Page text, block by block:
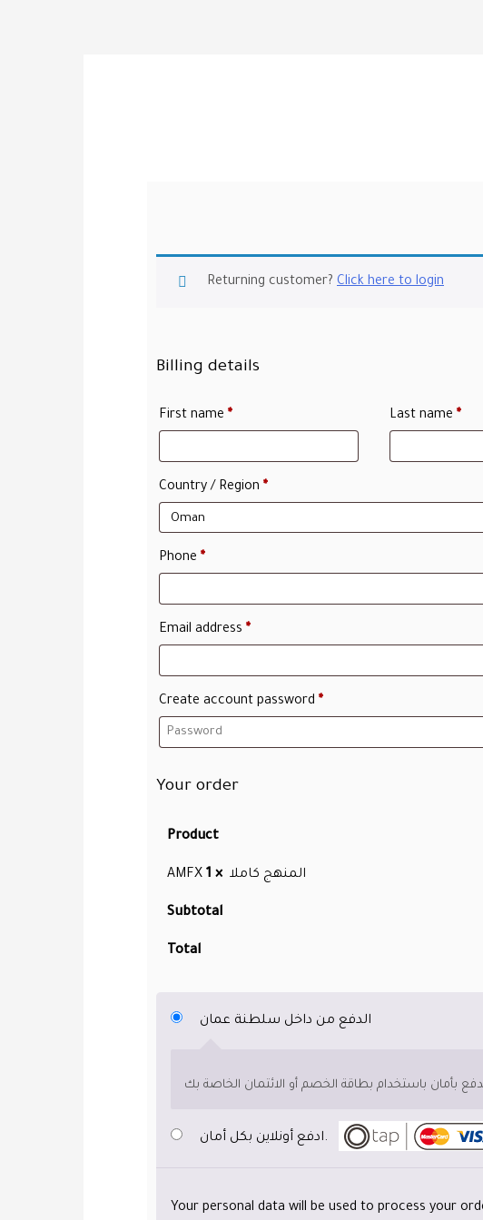
Returning customer? Click here to login
Billing details
First name * Last name*
Country / Region *
Phone *
Email address *
Create account password *
Your order
Product
AMFX المنهج كاملا× 1
Subtotal
Total
الدفع من داخل سلطنة عمان
ادفع أونلاين بكل أمان.
Your personal data will be used to process your